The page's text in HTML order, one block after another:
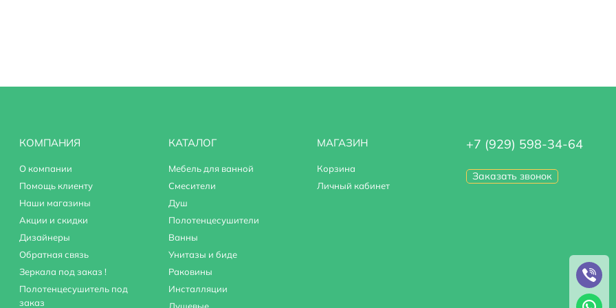
КОМПАНИЯ
О компании
Помощь клиенту
Наши магазины
Акции и скидки
Дизайнеры
Обратная связь
Зеркала под заказ !
Полотенцесушитель под
заказ
КАТАЛОГ
Мебель для ванной
Смесители
Душ
Полотенцесушители
Ванны
Унитазы и биде
Раковины
Инсталляции
МАГАЗИН
Корзина
Личный кабинет
+7 (929) 598-34-64
Заказать звонок